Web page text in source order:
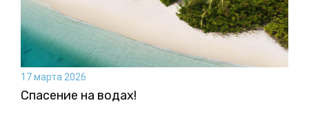
17 марта 2026
Спасение на водах!